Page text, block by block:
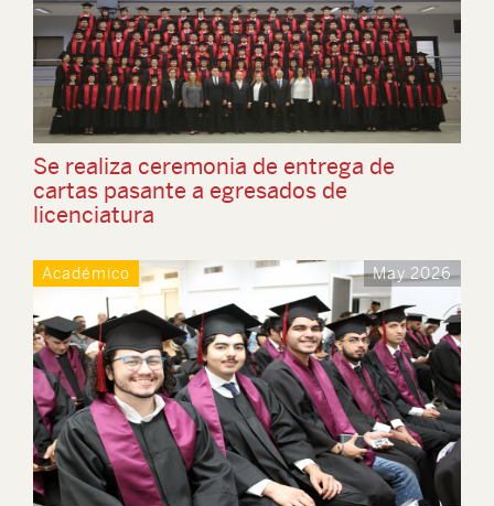
Se realiza ceremonia de entrega de
cartas pasante a egresados de
licenciatura
Académico May 2026